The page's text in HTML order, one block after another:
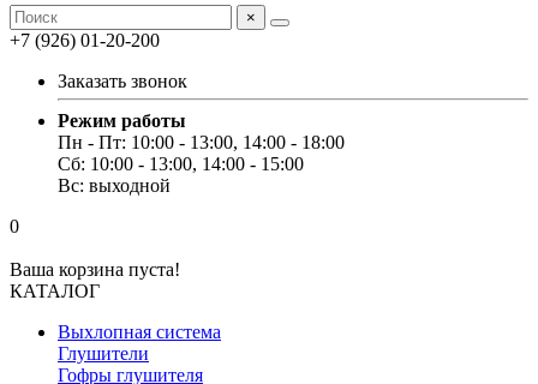
×
+7 (926) 01-20-200
Заказать звонок
Режим работы
Пн - Пт: 10:00 - 13:00, 14:00 - 18:00
Сб: 10:00 - 13:00, 14:00 - 15:00
Вс: выходной
0
Ваша корзина пуста!
КАТАЛОГ
Выхлопная система
Глушители
Гофры глушителя